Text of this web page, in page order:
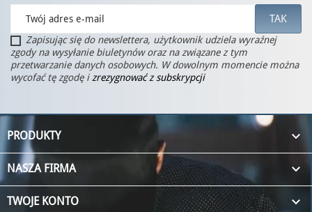
Zapisując się do newslettera, użytkownik udziela wyraźnej
zgody na wysyłanie biuletynów oraz na związane z tym
przetwarzanie danych osobowych. W dowolnym momencie można
wycofać tę zgodę izrezygnować z subskrypcji
PRODUKTY 
NASZA FIRMA 
TWOJE KONTO 